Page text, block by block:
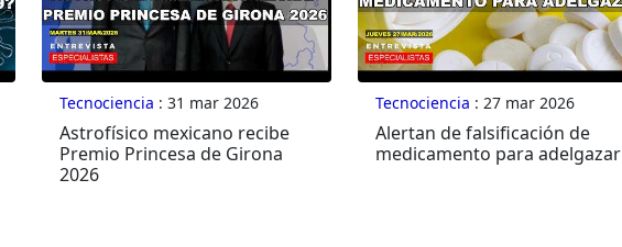
Tecnociencia : 31 mar 2026
Astrofísico mexicano recibe
Premio Princesa de Girona
2026
Tecnociencia : 27 mar 2026
Alertan de falsificación de
medicamento para adelgazar